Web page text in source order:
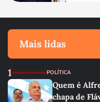
Mais lidas
1 POLÍTICA
Quem é
chapa de